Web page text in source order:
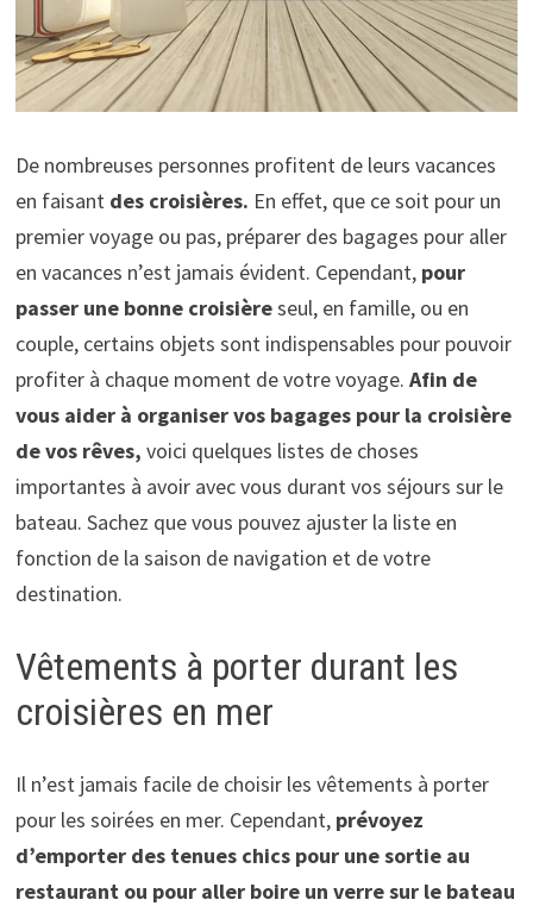
De nombreuses personnes profitent de leurs vacances
en faisantdes croisières. En effet, que ce soit pour un
premier voyage ou pas, préparer des bagages pour aller
en vacances n’est jamais évident. Cependant, pour
passer une bonne croisièreseul, en famille, ou en
couple, certains objets sont indispensables pour pouvoir
profiter à chaque moment de votre voyage. Afin de
vous aider à organiser vos bagages pour la croisière
de vos rêves, voici quelques listes de choses
importantes à avoir avec vous durant vos séjours sur le
bateau. Sachez que vous pouvez ajuster la liste en
fonction de la saison de navigation et de votre
destination.
Vêtements à porter durant les
croisières en mer
Il n’est jamais facile de choisir les vêtements à porter
pour les soirées en mer. Cependant, prévoyez
d’emporter des tenues chics pour une sortie au
restaurant ou pour aller boire un verre sur le bateau